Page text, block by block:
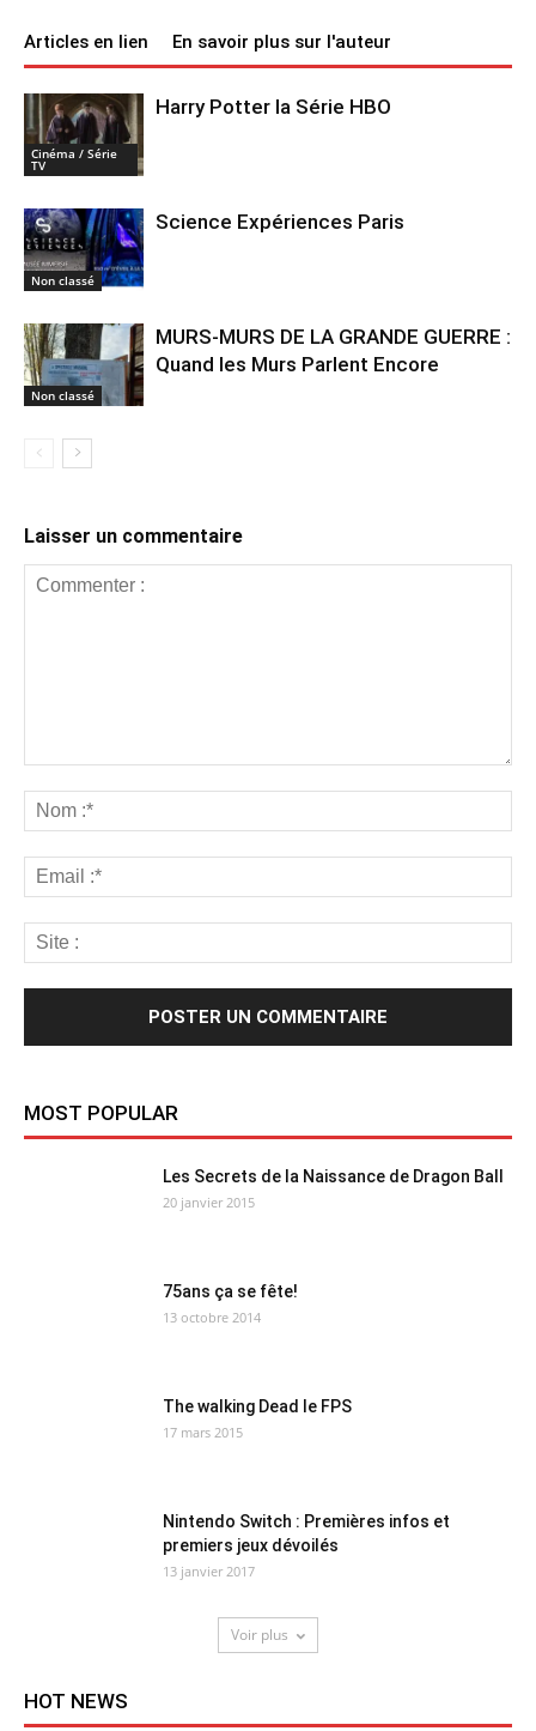
Articles en lien En savoir plus sur l'auteur
Cinéma / Série
TV
Harry Potter la Série HBO
Non classé
Science Expériences Paris
Non classé
MURS-MURS DE LA GRANDE GUERRE :
Quand les Murs Parlent Encore
Laisser un commentaire
MOST POPULAR
Les Secrets de la Naissance de Dragon Ball
20 janvier 2015
75ans ça se fête!
13 octobre 2014
The walking Dead le FPS
17 mars 2015
Nintendo Switch : Premières infos et
premiers jeux dévoilés
13 janvier 2017
Voir plus
HOT NEWS